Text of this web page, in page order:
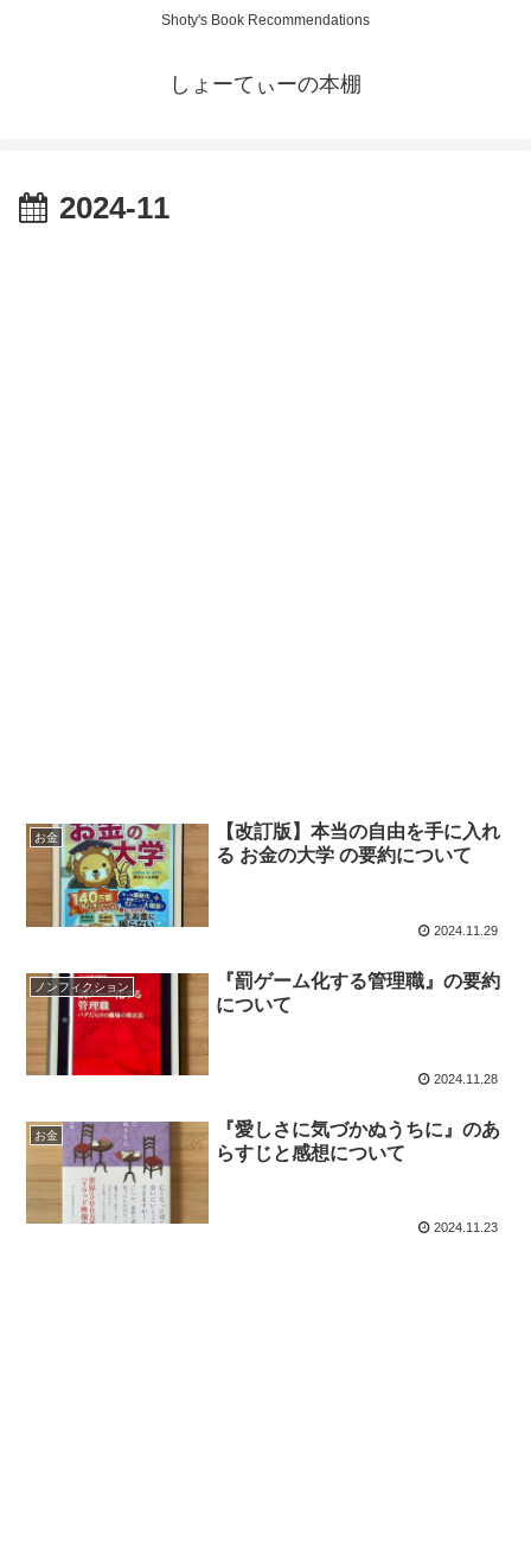
Shoty's Book Recommendations
しょーてぃーの本棚
2024-11
お金
【改訂版】本当の自由を手に入れ
る お金の大学 の要約について
2024.11.29
ノンフィクション
『罰ゲーム化する管理職』の要約
について
2024.11.28
お金
『愛しさに気づかぬうちに』のあ
らすじと感想について
2024.11.23